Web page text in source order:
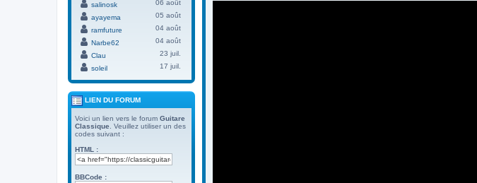
salinosk
06 août
ayayema
05 août
ramfuture
04 août
Narbe62
04 août
Clau
23 juil.
soleil
17 juil.
LIEN DU FORUM
Voici un lien vers le forum Guitare
Classique . Veuillez utiliser un des
codes suivant :
HTML :
BBCode :